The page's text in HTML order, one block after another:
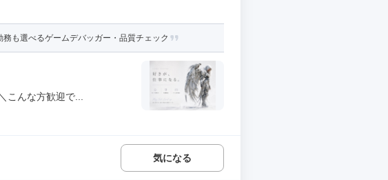
も選べるゲームデバッガー・品質チェック
こんな方歓迎で...
気になる